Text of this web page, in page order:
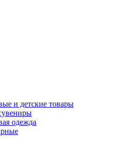
и детские товары
одежда